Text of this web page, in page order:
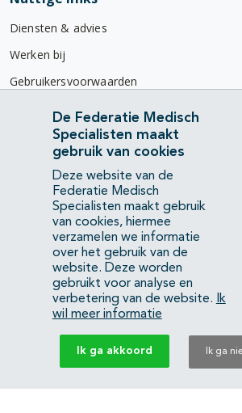
Diensten & advies
Werken bij
Gebruikersvoorwaarden
Privacyverklaring
Contact
Mercatorlaan 1200
3528 BL Utrecht
(088) 505 34 34
info@richtlijnendatabase.nl
YouTubeLinkedIn
KvK Federatie Medisch Specialisten:
Privacyverklaring
De Federatie Medisch
Specialisten maakt
gebruik van cookies
Deze website van de
Federatie Medisch
Specialisten maakt gebruik
van cookies, hiermee
verzamelen we informatie
over het gebruik van de
website. Deze worden
gebruikt voor analyse en
verbetering van de website.
Ik
wil meer informatie
Ik ga akkoord Ik ga